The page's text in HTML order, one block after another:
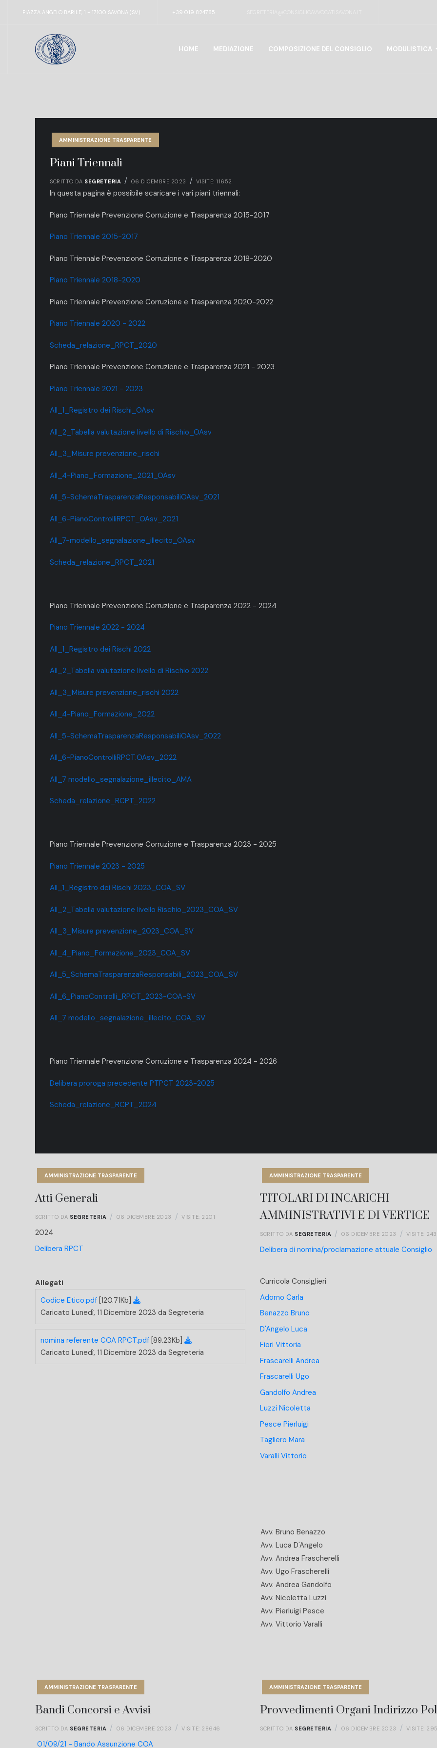
PIAZZA ANGELO BARILE, 1 - 17100 SAVONA (SV) +39 019 824785
HOME MEDIAZIONE COMPOSIZIONE DEL CONSIGLIO MODULISTICA
AMMINISTRAZIONE TRASPARENTE
Piani Triennali
SCRITTO DA SEGRETERIA 06 DICEMBRE 2023 VISITE: 11652
In questa pagina è possibile scaricare i vari piani triennali:
Piano Triennale Prevenzione Corruzione e Trasparenza 2015-2017
Piano Triennale 2015-2017
Piano Triennale Prevenzione Corruzione e Trasparenza 2018-2020
Piano Triennale 2018-2020
Piano Triennale Prevenzione Corruzione e Trasparenza 2020-2022
Piano Triennale 2020 - 2022
Scheda_relazione_RPCT_2020
Piano Triennale Prevenzione Corruzione e Trasparenza 2021 - 2023
Piano Triennale 2021 - 2023
All_1_Registro dei Rischi_OAsv
All_2_Tabella valutazione livello di Rischio_OAsv
All_3_Misure prevenzione_rischi
All_4-Piano_Formazione_2021_OAsv
All_5-SchemaTrasparenzaResponsabiliOAsv_2021
All_6-PianoControlliRPCT_OAsv_2021
All_7-modello_segnalazione_illecito_OAsv
Scheda_relazione_RPCT_2021
Piano Triennale Prevenzione Corruzione e Trasparenza 2022 - 2024
Piano Triennale 2022 - 2024
All_1_Registro dei Rischi 2022
All_2_Tabella valutazione livello di Rischio 2022
All_3_Misure prevenzione_rischi 2022
All_4-Piano_Formazione_2022
All_5-SchemaTrasparenzaResponsabiliOAsv_2022
All_6-PianoControlliRPCT.OAsv_2022
All_7 modello_segnalazione_illecito_AMA
Scheda_relazione_RCPT_2022
Piano Triennale Prevenzione Corruzione e Trasparenza 2023 - 2025
Piano Triennale 2023 - 2025
All_1_Registro dei Rischi 2023_COA_SV
All_2_Tabella valutazione livello Rischio_2023_COA_SV
All_3_Misure prevenzione_2023_COA_SV
All_4_Piano_Formazione_2023_COA_SV
All_5_SchemaTrasparenzaResponsabili_2023_COA_SV
All_6_PianoControlli_RPCT_2023-COA-SV
All_7 modello_segnalazione_illecito_COA_SV
Piano Triennale Prevenzione Corruzione e Trasparenza 2024 - 2026
Delibera proroga precedente PTPCT 2023-2025
Scheda_relazione_RCPT_2024
AMMINISTRAZIONE TRASPARENTE
Atti Generali
SCRITTO DA SEGRETERIA 06 DICEMBRE 2023 VISITE: 2201
2024
Delibera RPCT
Allegati
Codice Etico.pdf [120.71Kb]
Caricato Lunedì, 11 Dicembre 2023 da Segreteria
nomina referente COA RPCT.pdf [89.23Kb]
Caricato Lunedì, 11 Dicembre 2023 da Segreteria
AMMINISTRAZIONE TRASPARENTE
TITOLARI DI INCARICHI
AMMINISTRATIVI E DI VERTICE
SCRITTO DA SEGRETERIA 06 DICEMBRE 2023 VISITE:
Delibera di nomina/proclamazione attuale Consiglio
Curricola Consiglieri
Adorno Carla
Benazzo Bruno
D'Angelo Luca
Fiori Vittoria
Frascarelli Andrea
Frascarelli Ugo
Gandolfo Andrea
Luzzi Nicoletta
Pesce Pierluigi
Tagliero Mara
Varalli Vittorio
Avv. Bruno Benazzo
Avv. Luca D'Angelo
Avv. Andrea Frascherelli
Avv. Ugo Frascherelli
Avv. Andrea Gandolfo
Avv. Nicoletta Luzzi
Avv. Pierluigi Pesce
Avv. Vittorio Varalli
AMMINISTRAZIONE TRASPARENTE
Bandi Concorsi e Avvisi
SCRITTO DA SEGRETERIA 06 DICEMBRE 2023 VISITE: 28646
01/09/21 - Bando Assunzione COA
AMMINISTRAZIONE TRASPARENTE
Provvedimenti Organi Indirizzo
SCRITTO DA SEGRETERIA 06 DICEMBRE 2023 VISITE: